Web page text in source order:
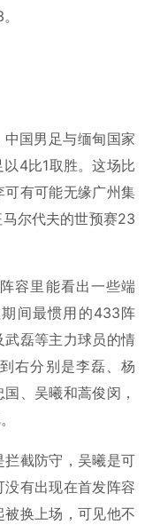
国男足与缅甸国家
4比1取胜。这场比
有可能无缘广州集
尔代夫的世预赛23
容里能看出一些端
间最惯用的433阵
磊等主力球员的情
右分别是李磊、杨
、吴曦和蒿俊闵，
截防守，吴曦是可
有出现在首发阵容
换上场，可见他不